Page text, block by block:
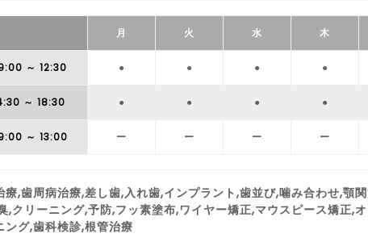
月 火 水 木
～ 12:30 ● ● ● ●
～ 18:30 ● ● ● ●
～ 13:00 ー ー ー ー
療,歯周病治療,差し歯,入れ歯,インプラント,歯並び,噛み合わせ,顎
,クリーニング,予防,フッ素塗布,ワイヤー矯正,マウスピース矯正,
ング,歯科検診,根管治療